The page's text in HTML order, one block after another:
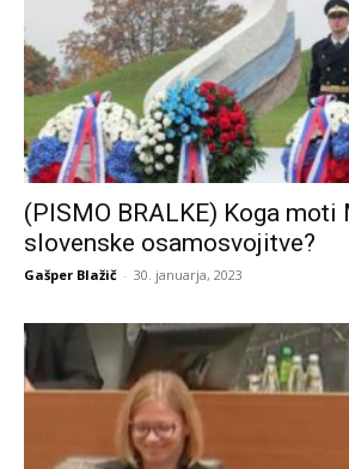
(PISMO BRALKE) Koga moti
slovenske osamosvojitve?
Gašper Blažič - 30. januarja, 2023